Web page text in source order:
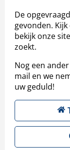
De
gevonden.
bekijk onze
zoekt.
Nog een
mail en we
uw geduld!